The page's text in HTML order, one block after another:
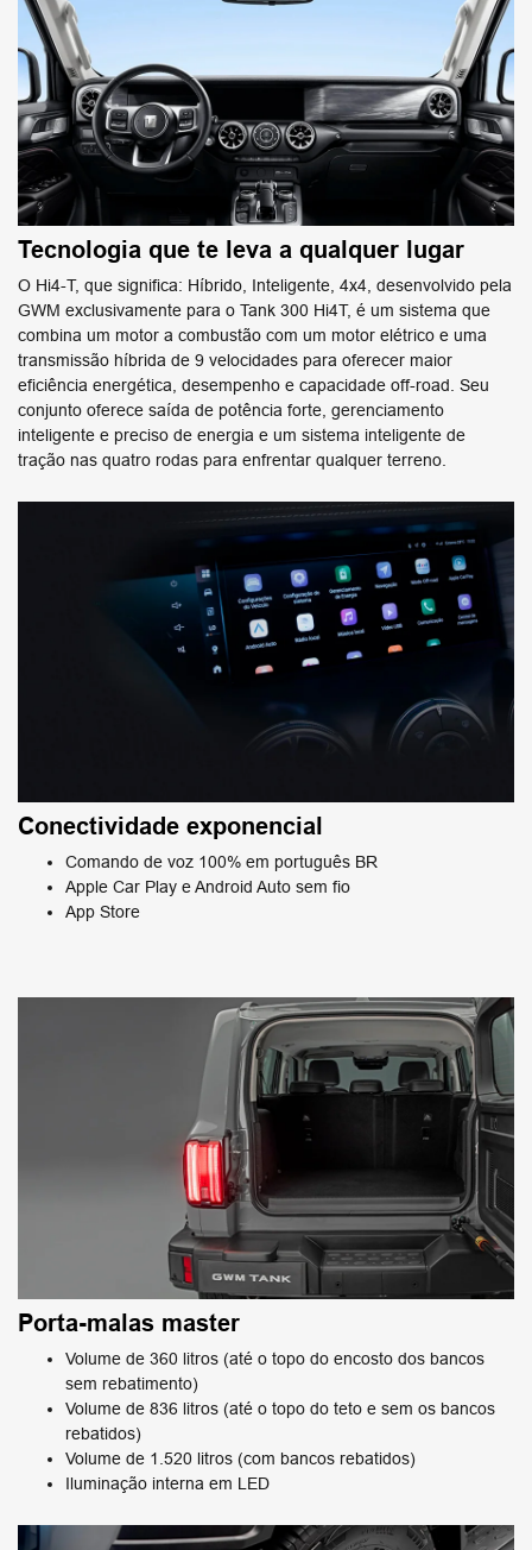
Tecnologia que te leva a qualquer lugar
O Hi4-T, que significa: Híbrido, Inteligente, 4x4, desenvolvido pela
GWM exclusivamente para o Tank 300 Hi4T, é um sistema que
combina um motor a combustão com um motor elétrico e uma
transmissão híbrida de 9 velocidades para oferecer maior
eficiência energética, desempenho e capacidade off-road. Seu
conjunto oferece saída de potência forte, gerenciamento
inteligente e preciso de energia e um sistema inteligente de
tração nas quatro rodas para enfrentar qualquer terreno.
Conectividade exponencial
Comando de voz 100% em português BR
Apple Car Play e Android Auto sem fio
App Store
Porta-malas master
Volume de 360 litros (até o topo do encosto dos bancos
sem rebatimento)
Volume de 836 litros (até o topo do teto e sem os bancos
rebatidos)
Volume de 1.520 litros (com bancos rebatidos)
Iluminação interna em LED